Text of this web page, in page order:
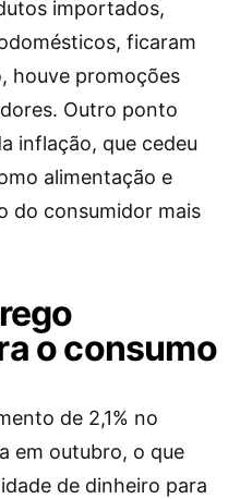
importados,
ficaram
houve promoções
Outro ponto
inflação, que cedeu
alimentação e
do consumidor mais
o consumo
de 2,1% no
em outubro, o que
de dinheiro para